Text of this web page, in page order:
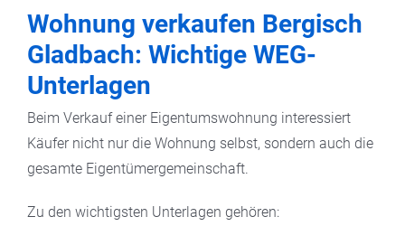
Wohnung verkaufen Bergisch
Gladbach: Wichtige WEG-
Unterlagen
Beim Verkauf einer Eigentumswohnung interessiert
Käufer nicht nur die Wohnung selbst, sondern auch die
gesamte Eigentümergemeinschaft.
Zu den wichtigsten Unterlagen gehören: